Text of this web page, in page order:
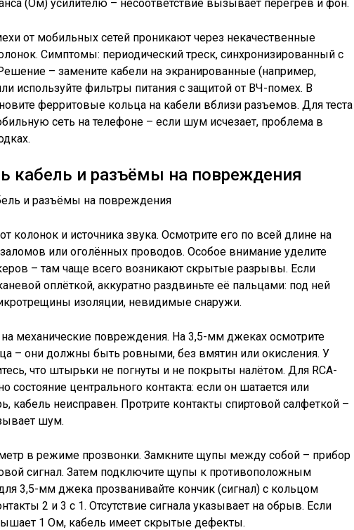
(Ом) усилителю – несоответствие вызывает перегрев и фон.
от мобильных сетей проникают через некачественные
Симптомы: периодический треск, синхронизированный с
– замените кабели на экранированные (например,
используйте фильтры питания с защитой от ВЧ-помех. В
ферритовые кольца на кабели вблизи разъемов. Для теста
сеть на телефоне – если шум исчезает, проблема в
кабель и разъёмы на повреждения
колонок и источника звука. Осмотрите его по всей длине на
или оголённых проводов. Особое внимание уделите
– там чаще всего возникают скрытые разрывы. Если
оплёткой, аккуратно раздвиньте её пальцами: под ней
изоляции, невидимые снаружи.
механические повреждения. На 3,5-мм джеках осмотрите
– они должны быть ровными, без вмятин или окисления. У
что штырьки не погнуты и не покрыты налётом. Для RCA-
состояние центрального контакта: если он шатается или
кабель неисправен. Протрите контакты спиртовой салфеткой –
шум.
в режиме прозвонки. Замкните щупы между собой – прибор
сигнал. Затем подключите щупы к противоположным
3,5-мм джека прозванивайте кончик (сигнал) с кольцом
2 и 3 с 1. Отсутствие сигнала указывает на обрыв. Если
1 Ом, кабель имеет скрытые дефекты.